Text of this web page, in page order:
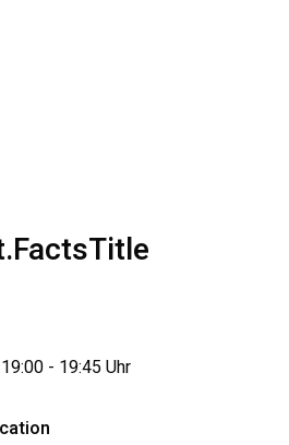
- 19:45 Uhr